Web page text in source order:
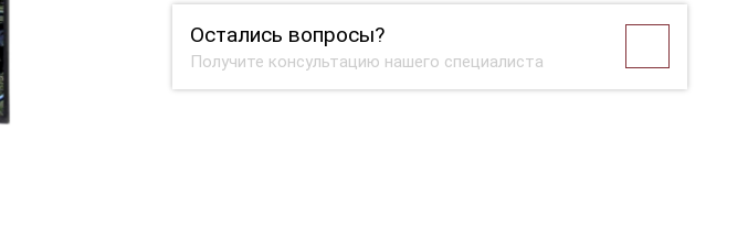
Остались вопросы?
Получите консультацию нашего специалиста